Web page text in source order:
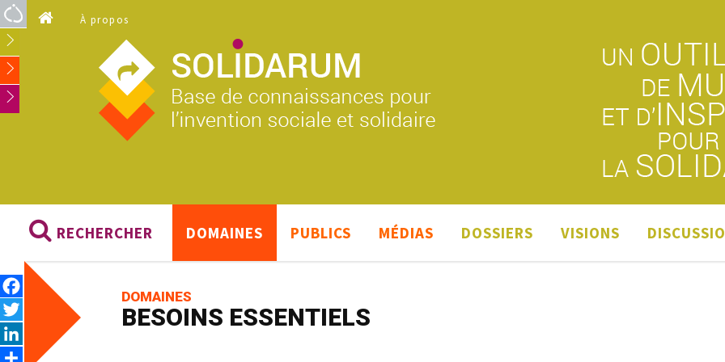
Aller au contenu principal
À propos
RECHERCHER DOMAINES PUBLICS MÉDIAS DOSSIERS VISIONS
Facebook
LinkedIn
Share
DOMAINES
BESOINS ESSENTIELS